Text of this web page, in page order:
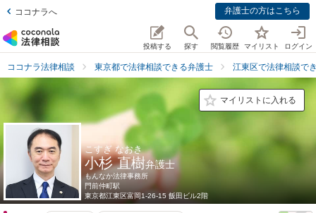
ココナラへ 弁護士の方はこちら
投稿する 探す 閲覧履歴 マイリスト ログイン
ココナラ法律相談 東京都で法律相談できる弁護士 江東区で法律相談で
マイリストに入れる
こすぎ なおき
小杉 直樹弁護士
もんなか法律事務所
門前仲町駅
東京都江東区富岡1-26-15 飯田ビル2階